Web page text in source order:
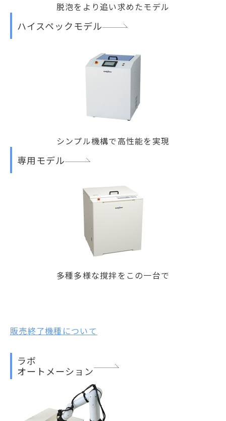
脱泡をより追い求めたモデル
ハイスペックモデル
シンプル機構で高性能を実現
専用モデル
多種多様な撹拌をこの一台で
販売終了機種について
ラボ
オートメーション